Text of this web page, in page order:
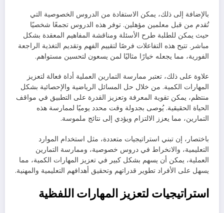
بالإضافة إلى ذلك، يمكن الاستفادة من الدروس الخصوصية التي
تُقدم من قبل معلمين مؤهلين. توفر هذه الدروس تجمعًا شخصيًا
حيث يمكن للطلبة طرح الأسئلة ومناقشة المفاهيم المعقدة بشكل
مباشر. تتيح هذه التفاعلات فرصًا لتقييم الفهم وتقديم التغذية الراجعة
الفورية، مما يجعله خيارًا مثاليًا لمن يسعون لتحسين مستواهم.
علاوة على ذلك، تعتبر ممارسة التمارين العملية أداة فعالة لتعزيز
المهارات الكمية. من خلال حل المسائل الرياضية والإحصائية بشكل
منتظم، يمكن تقوية المعرفة وتعزيز القدرة على التطبيق في مواقف
الحياة الحقيقية. يُوصى بجدولة وقت محدد يوميًا لممارسة هذه
التمارين، مما يعزز الالتزام ويؤدي إلى نتائج ملموسة.
باختصار، إن تبني استراتيجيات متعددة، مثل استخدام الموارد
التعليمية، والانخراط في دروس خصوصية، وممارسة التمارين
العملية، يمكن أن يسهم بشكل كبير في تعزيز المهارات الكمية، مما
يسهل على الأفراد تطوير قدراتهم وتحقيق أهدافهم التعليمية والمهنية.
استراتيجيات لتعزيز المهارات اللفظية